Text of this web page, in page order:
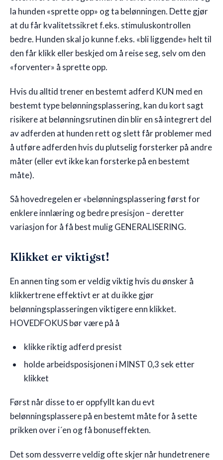
la hunden «sprette opp» og ta belønningen. Dette gjør
at du får kvalitetssikret f.eks. stimuluskontrollen
bedre. Hunden skal jo kunne f.eks. «bli liggende» helt til
den får klikk eller beskjed om å reise seg, selv om den
«forventer» å sprette opp.
Hvis du alltid trener en bestemt adferd KUN med en
bestemt type belønningsplassering, kan du kort sagt
risikere at belønningsrutinen din blir en så integrert del
av adferden at hunden rett og slett får problemer med
å utføre adferden hvis du plutselig forsterker på andre
måter (eller evt ikke kan forsterke på en bestemt
måte).
Så hovedregelen er «belønningsplassering først for
enklere innlæring og bedre presisjon – deretter
variasjon for å få best mulig GENERALISERING.
Klikket er viktigst!
En annen ting som er veldig viktig hvis du ønsker å
klikkertrene effektivt er at du ikke gjør
belønningsplasseringen viktigere enn klikket.
HOVEDFOKUS bør være på å
klikke riktig adferd presist
holde arbeidsposisjonen i MINST 0,3 sek etter
klikket
Først når disse to er oppfyllt kan du evt
belønningsplassere på en bestemt måte for å sette
prikken over i´en og få bonuseffekten.
Det som dessverre veldig ofte skjer når hundetrenere